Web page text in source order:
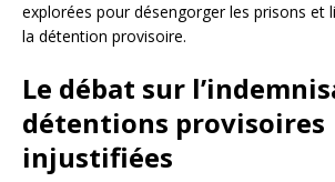
explorées pour désengorger les prisons et
la détention provisoire.
Le débat sur
détentions provisoires
injustifiées